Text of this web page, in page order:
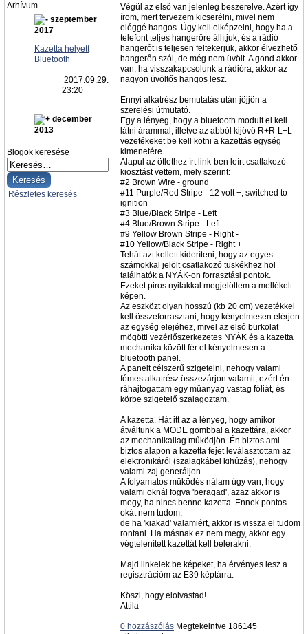
Arhívum
szeptember
2017
Kazetta helyett
Bluetooth
2017.09.29.
23:20
december
2013
Blogok keresése
Részletes keresés
Végül az első van jelenleg beszerelve. Azért így
írom, mert tervezem kicserélni, mivel nem
eléggé hangos. Úgy kell elképzelni, hogy ha a
telefont teljes hangerőre állítjuk, és a rádió
hangerőt is teljesen feltekerjük, akkor élvezhető
hangerőn szól, de még nem üvölt. A gond akkor
van, ha visszakapcsolunk a rádióra, akkor az
nagyon üvöltős hangos lesz.
Ennyi alkatrész bemutatás után jöjjön a
szerelési útmutató.
Egy a lényeg, hogy a bluetooth modult el kell
látni árammal, illetve az abból kijövő R+R-L+L-
vezetékeket be kell kötni a kazettás egység
kimenetére.
Alapul az ötlethez írt link-ben leírt csatlakozó
kiosztást vettem, mely szerint:
#2 Brown Wire - ground
#11 Purple/Red Stripe - 12 volt +, switched to
ignition
#3 Blue/Black Stripe - Left +
#4 Blue/Brown Stripe - Left -
#9 Yellow Brown Stripe - Right -
#10 Yellow/Black Stripe - Right +
Tehát azt kellett kideríteni, hogy az egyes
számokkal jelölt csatlakozó tüskékhez hol
találhatók a NYÁK-on forrasztási pontok.
Ezeket piros nyilakkal megjelöltem a mellékelt
képen.
Az eszközt olyan hosszú (kb 20 cm) vezetékkel
kell összeforrasztani, hogy kényelmesen elérjen
az egység elejéhez, mivel az első burkolat
mögötti vezérlőszerkezetes NYÁK és a kazetta
mechanika között fér el kényelmesen a
bluetooth panel.
A panelt célszerű szigetelni, nehogy valami
fémes alkatrész összezárjon valamit, ezért én
ráhajtogattam egy műanyag vastag fóliát, és
körbe szigetelő szalagoztam.
A kazetta. Hát itt az a lényeg, hogy amikor
átváltunk a MODE gombbal a kazettára, akkor
az mechanikailag működjön. Én biztos ami
biztos alapon a kazetta fejet leválasztottam az
elektronikáról (szalagkábel kihúzás), nehogy
valami zaj generáljon.
A folyamatos működés nálam úgy van, hogy
valami oknál fogva 'beragad', azaz akkor is
megy, ha nincs benne kazetta. Ennek pontos
okát nem tudom,
de ha 'kiakad' valamiért, akkor is vissza el tudom
rontani. Ha másnak ez nem megy, akkor egy
végtelenített kazettát kell belerakni.
Majd linkelek be képeket, ha érvényes lesz a
regisztrációm az E39 képtárra.
Köszi, hogy elolvastad!
Attila
0 hozzászólás Megtekeintve 186145